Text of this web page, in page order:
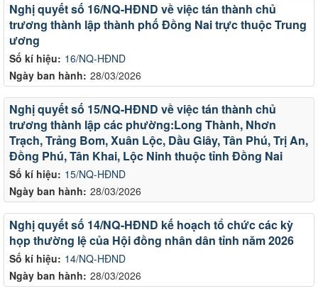
Số kí hiệu: 16/NQ-HĐND
Ngày ban hành: 28/03/2026
Nghị quyết số 16/NQ-HĐND về việc tán thành chủ
trương thành lập thành phố Đồng Nai trực thuộc Trung
ương
Số kí hiệu: 15/NQ-HĐND
Ngày ban hành: 28/03/2026
Nghị quyết số 15/NQ-HĐND về việc tán thành chủ
trương thành lập các phường:Long Thành, Nhơn
Trạch, Trảng Bom, Xuân Lộc, Dầu Giây, Tân Phú, Trị An,
Đồng Phú, Tân Khai, Lộc Ninh thuộc tỉnh Đồng Nai
Số kí hiệu: 14/NQ-HĐND
Ngày ban hành: 28/03/2026
Nghị quyết số 14/NQ-HĐND kế hoạch tổ chức các kỳ
họp thường lệ của Hội đồng nhân dân tỉnh năm 2026